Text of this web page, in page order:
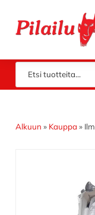
pääsisältöön
ensisijaiseen
sivupalkkiin
Piloilla
Klikkaa
Alkuun » Kauppa »